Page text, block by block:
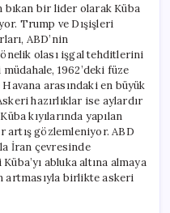
bıkan bir lider olarak Küba
Trump ve Dışişleri
ABD’nin
olası işgal tehditlerini
1962’deki füze
arasındaki en büyük
hazırlıklar ise aylardır
kıyılarında yapılan
artış gözlemleniyor. ABD
İran çevresinde
abluka altına almaya
artmasıyla birlikte askeri